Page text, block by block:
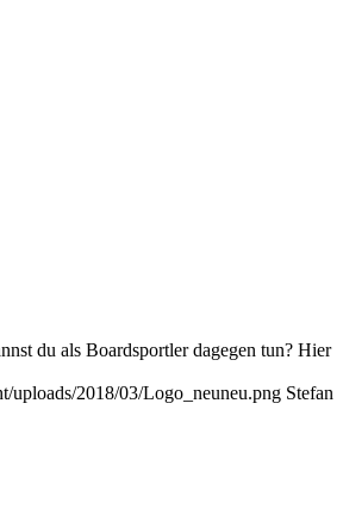
du als Boardsportler dagegen tun? Hier
uploads/2018/03/Logo_neuneu.png Stefan